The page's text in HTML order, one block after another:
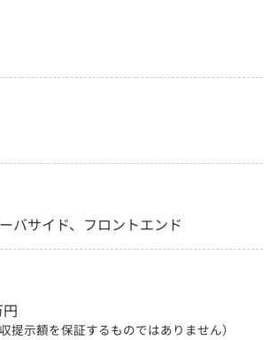
バサイド、フロントエンド
提示額を保証するものではありません）